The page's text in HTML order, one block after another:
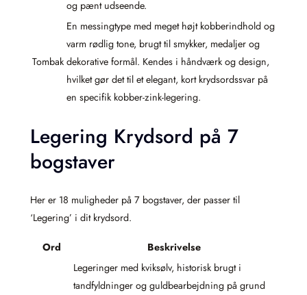
og pænt udseende.
Tombak
En messingtype med meget højt kobberindhold og
varm rødlig tone, brugt til smykker, medaljer og
dekorative formål. Kendes i håndværk og design,
hvilket gør det til et elegant, kort krydsordssvar på
en specifik kobber-zink-legering.
Legering Krydsord på 7
bogstaver
Her er 18 muligheder på 7 bogstaver, der passer til
‘Legering’ i dit krydsord.
Ord Beskrivelse
Legeringer med kviksølv, historisk brugt i
tandfyldninger og guldbearbejdning på grund